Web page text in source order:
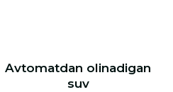
Avtomatdan olinadigan
suv